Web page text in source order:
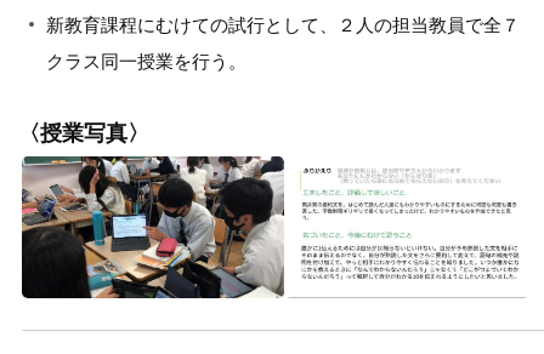
新教育課程にむけての試行として、２人の担当教員で全７
クラス同一授業を行う。
〈授業写真〉